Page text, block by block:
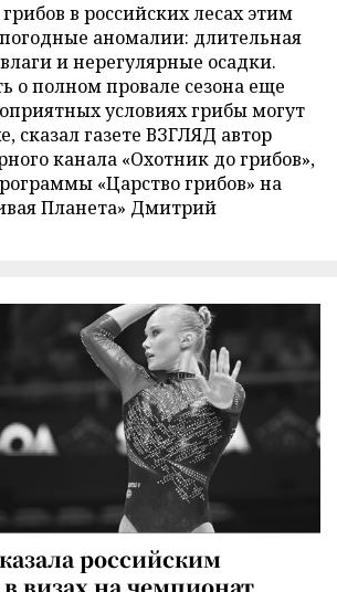
в российских лесах этим
аномалии: длительная
и нерегулярные осадки.
о полном провале сезона еще
условиях грибы могут
сказал газете ВЗГЛЯД автор
канала «Охотник до грибов»,
«Царство грибов» на
Планета» Дмитрий
российским
визах на чемпионат